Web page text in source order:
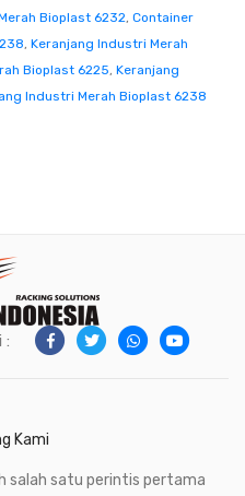
Bioplast 6232, Container
, Keranjang Industri Merah
Bioplast 6225, Keranjang
Industri Merah Bioplast 6238
:
Kami
salah satu perintis pertama